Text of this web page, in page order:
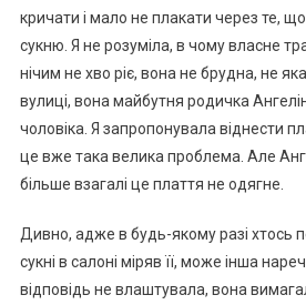
кричати і мало не плакати через те, що
сукню. Я не розуміла, в чому власне
нічим не хво ріє, вона не брудна, не
вулиці, вона майбутня родичка
чоловіка. Я запропонувала віднести
це вже така велика проблема. Але
більше взагалі це плаття не одягне.
Дивно, адже в будь-якому разі хтось
сукні в салоні міряв її, може інша
відповідь не влаштувала, вона